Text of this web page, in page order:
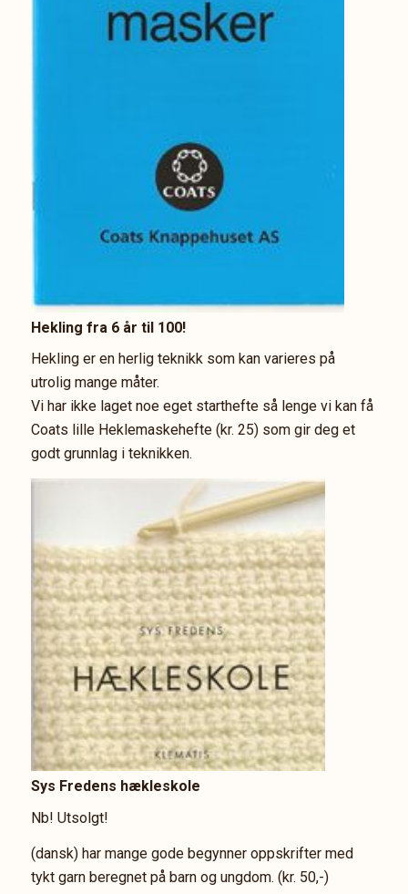
Hekling fra 6 år til 100!
Hekling er en herlig teknikk som kan varieres på
utrolig mange måter.
Vi har ikke laget noe eget starthefte så lenge vi kan få
Coats lille Heklemaskehefte (kr. 25) som gir deg et
godt grunnlag i teknikken.
Sys Fredens hækleskole
Nb! Utsolgt!
(dansk) har mange gode begynner oppskrifter med
tykt garn beregnet på barn og ungdom. (kr. 50,-)